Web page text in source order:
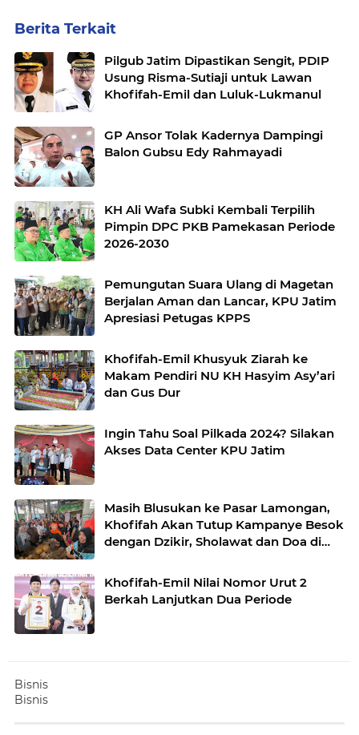
Berita Terkait
Pilgub Jatim Dipastikan Sengit, PDIP
Usung Risma-Sutiaji untuk Lawan
Khofifah-Emil dan Luluk-Lukmanul
GP Ansor Tolak Kadernya Dampingi
Balon Gubsu Edy Rahmayadi
KH Ali Wafa Subki Kembali Terpilih
Pimpin DPC PKB Pamekasan Periode
2026-2030
Pemungutan Suara Ulang di Magetan
Berjalan Aman dan Lancar, KPU Jatim
Apresiasi Petugas KPPS
Khofifah-Emil Khusyuk Ziarah ke
Makam Pendiri NU KH Hasyim Asy’ari
dan Gus Dur
Ingin Tahu Soal Pilkada 2024? Silakan
Akses Data Center KPU Jatim
Masih Blusukan ke Pasar Lamongan,
Khofifah Akan Tutup Kampanye Besok
dengan Dzikir, Sholawat dan Doa di
Khofifah-Emil Nilai Nomor Urut 2
Berkah Lanjutkan Dua Periode
Bisnis
Bisnis